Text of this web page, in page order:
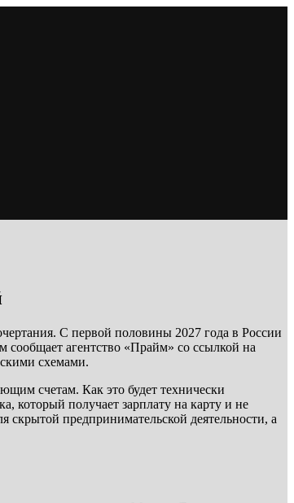
С первой половины 2027 года в России
сообщает агентство «Прайм» со ссылкой на
схемами.
счетам. Как это будет технически
который получает зарплату на карту и не
скрытой предпринимательской деятельности, а